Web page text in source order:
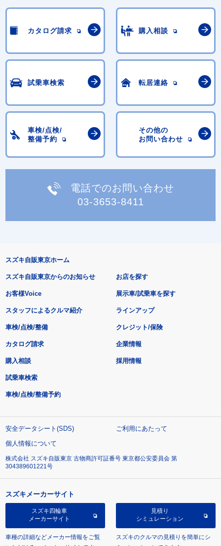
カタログ請求 購入相談
試乗車検索 転居連絡
車検/点検/
整備予約
その他の
お問い合わせ
電話でのお問い合わせ
03-3653-8411
スズキ自販東京ホーム
スズキ自販東京からのお知らせ
お客様Voice
スタッフによるクルマ紹介
お店を探す
展示車/試乗車を探す
ラインアップ
車検/点検/整備 クレジット/保険
カタログ請求
購入相談
試乗車検索
車検/点検/整備予約
企業情報
採用情報
安全データシート(SDS)
ご利用にあたって
個人情報について
株式会社 スズキ自販東京 古物商許可証番号 東京都公安委員会 第
304389601221号
スズキメーカーサイト
スズキ四輪車
メーカーサイト
車種の詳細などメーカー情報をご覧
見積り
シミュレーション
スズキのクルマの見積りを簡単にシ